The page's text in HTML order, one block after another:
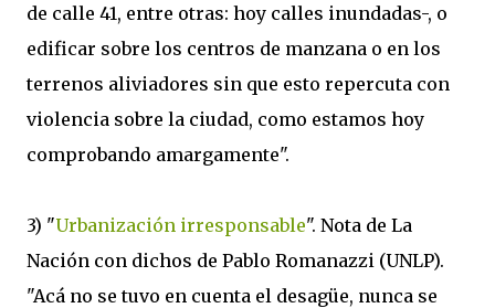
de calle 41, entre otras: hoy calles inundadas-, o
edificar sobre los centros de manzana o en los
terrenos aliviadores sin que esto repercuta con
violencia sobre la ciudad, como estamos hoy
comprobando amargamente".
3) "Urbanización irresponsable". Nota de La
Nación con dichos de Pablo Romanazzi (UNLP).
"Acá no se tuvo en cuenta el desagüe, nunca se